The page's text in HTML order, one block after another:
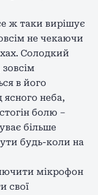
ж таки вирішує
не чекаючи
Солодкий
в його
ясного неба,
болю –
більше
будь-коли на
мікрофон
свої